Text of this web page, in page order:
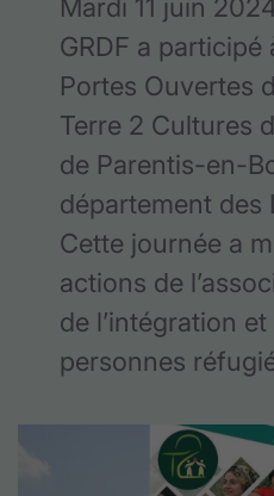
Mardi 11 juin
GRDF a participé
Portes Ouvertes
Terre 2 Cultures
de Parentis-en-
département des
Cette journée a
actions de
de l’intégration
personnes